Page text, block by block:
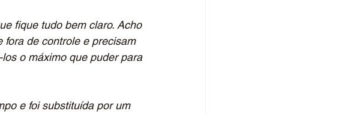
fique tudo bem claro. Acho
fora de controle e precisam
o máximo que puder para
e foi substituída por um